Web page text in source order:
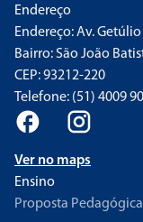
Endereço
Endereço: Av. Getúlio
Bairro: São João
CEP: 93212-220
Telefone: (51) 4009
Ver no maps
Ensino
Proposta Pedagógica